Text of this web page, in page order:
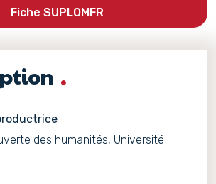
Fiche SUPLOMFR
des humanités, Université